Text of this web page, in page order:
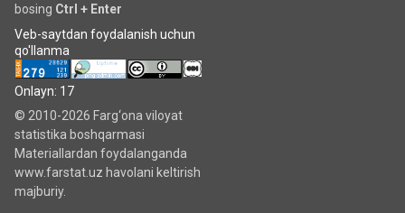
bosing Ctrl + Enter
Veb-saytdan foydalanish uchun
qo'llanma
Onlayn: 17
© 2010-2026 Farg‘ona viloyat
statistika boshqarmasi
Materiallardan foydalanganda
www.farstat.uz havolani keltirish
majburiy.